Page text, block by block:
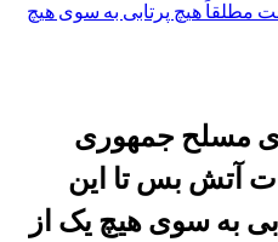
مطلقاً هیچ پرتابی به سوی هیچ
مسلح جمهوری
آتش بس تا این
به سوی هیچ یک از